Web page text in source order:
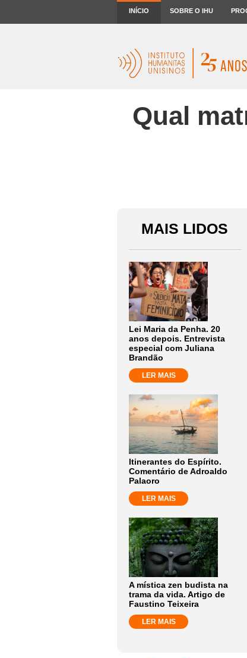
INÍCIO SOBRE O IHU
Qual
MAIS LIDOS
Lei Maria da Penha. 20
anos depois. Entrevista
especial com Juliana
Brandão
LER MAIS
Itinerantes do Espírito.
Comentário de Adroaldo
Palaoro
LER MAIS
A mística zen budista na
trama da vida. Artigo de
Faustino Teixeira
LER MAIS